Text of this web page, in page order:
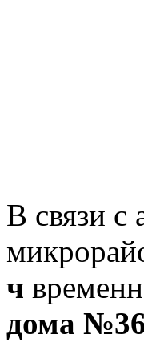
В связи с
ч
дома